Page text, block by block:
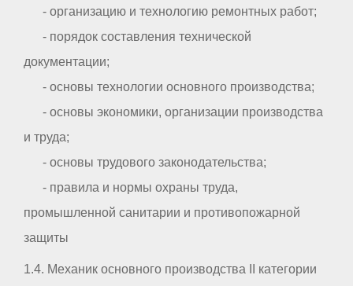
- организацию и технологию ремонтных работ;
- порядок составления технической
документации;
- основы технологии основного производства;
- основы экономики, организации производства
и труда;
- основы трудового законодательства;
- правила и нормы охраны труда,
промышленной санитарии и противопожарной
защиты
1.4. Механик основного производства II категории